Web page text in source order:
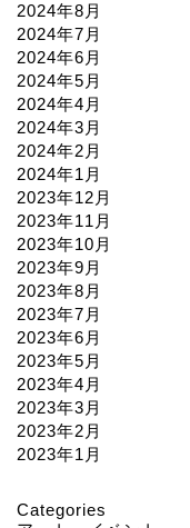
2024年8月
2024年7月
2024年6月
2024年5月
2024年4月
2024年3月
2024年2月
2024年1月
2023年12月
2023年11月
2023年10月
2023年9月
2023年8月
2023年7月
2023年6月
2023年5月
2023年4月
2023年3月
2023年2月
2023年1月
Categories